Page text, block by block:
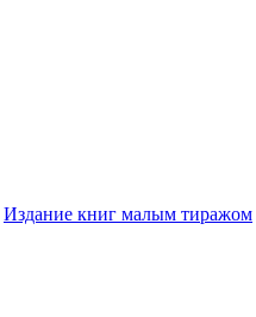
Издание книг малым тиражом